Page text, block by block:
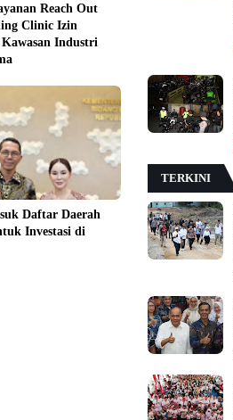
Reach Out
Clinic Izin
Industri
Daftar Daerah
Investasi di
TERKINI